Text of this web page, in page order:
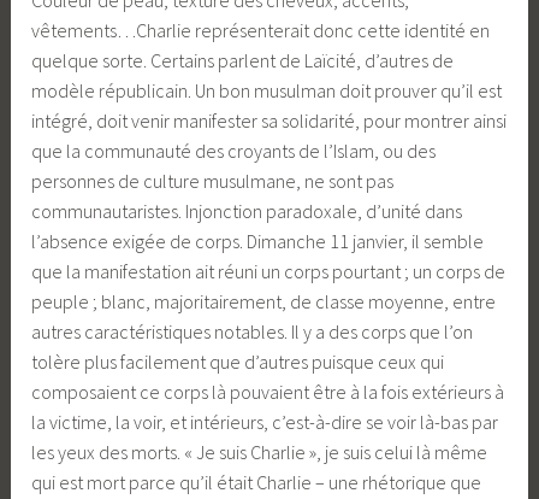
vêtements…Charlie représenterait donc cette identité en
quelque sorte. Certains parlent de Laïcité, d’autres de
modèle républicain. Un bon musulman doit prouver qu’il est
intégré, doit venir manifester sa solidarité, pour montrer ainsi
que la communauté des croyants de l’Islam, ou des
personnes de culture musulmane, ne sont pas
communautaristes. Injonction paradoxale, d’unité dans
l’absence exigée de corps. Dimanche 11 janvier, il semble
que la manifestation ait réuni un corps pourtant ; un corps de
peuple ; blanc, majoritairement, de classe moyenne, entre
autres caractéristiques notables. Il y a des corps que l’on
tolère plus facilement que d’autres puisque ceux qui
composaient ce corps là pouvaient être à la fois extérieurs à
la victime, la voir, et intérieurs, c’est-à-dire se voir là-bas par
les yeux des morts. « Je suis Charlie », je suis celui là même
qui est mort parce qu’il était Charlie – une rhétorique que